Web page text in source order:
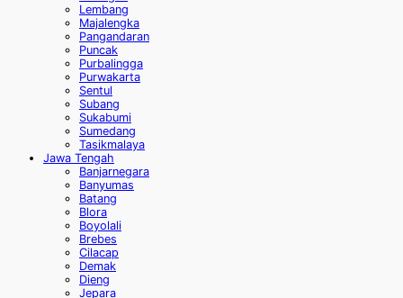
Lembang
Majalengka
Pangandaran
Puncak
Purbalingga
Purwakarta
Sentul
Subang
Sukabumi
Sumedang
Tasikmalaya
Jawa Tengah
Banjarnegara
Banyumas
Batang
Blora
Boyolali
Brebes
Cilacap
Demak
Dieng
Jepara